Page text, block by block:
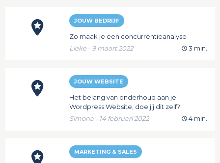
JOUW BEDRIJF
Zo maak je een concurrentieanalyse
Lieke - 9 maart 2022
3 min.
JOUW WEBSITE
Het belang van onderhoud aan je
Wordpress Website, doe jij dit zelf?
Simona - 14 februari 2022
4 min.
MARKETING & SALES